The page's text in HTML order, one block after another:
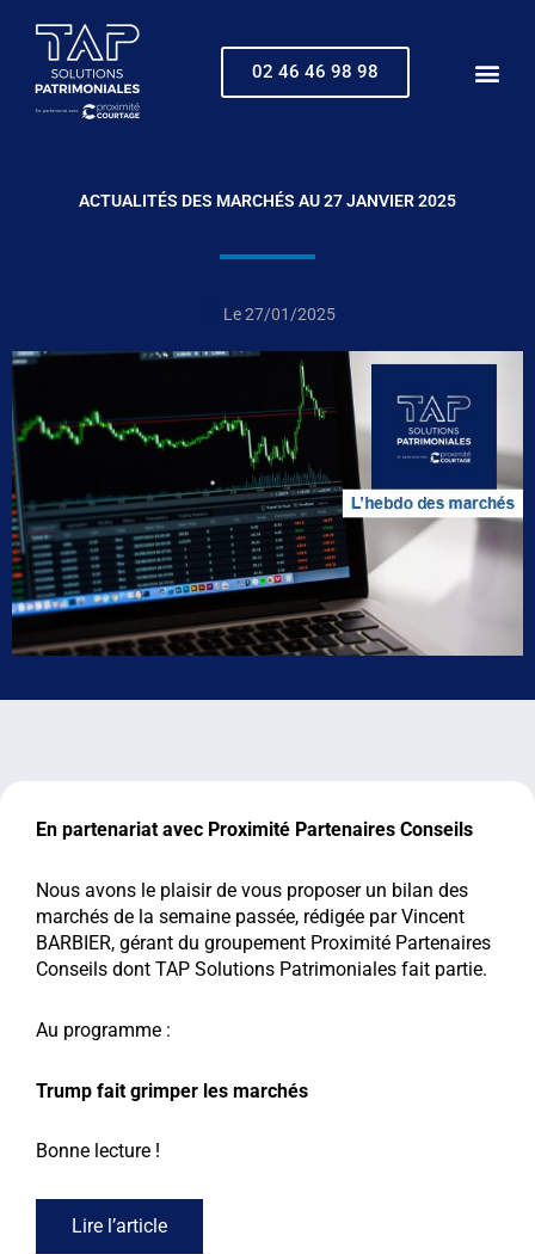
contenu
02 46 46 98 98
ACTUALITÉS DES MARCHÉS AU 27 JANVIER 2025
Le27/01/2025
En partenariat avec Proximité Partenaires Conseils
Nous avons le plaisir de vous proposer un bilan des
marchés de la semaine passée, rédigée par Vincent
BARBIER, gérant du groupement Proximité Partenaires
Conseils dont TAP Solutions Patrimoniales fait partie.
Au programme :
Trump fait grimper les marchés​
Bonne lecture !
Lire l’article